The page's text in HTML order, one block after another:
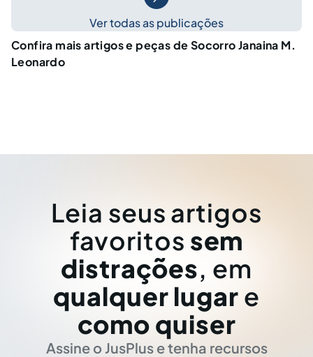
Ver todas as publicações
Confira mais artigos e peças de Socorro Janaina M.
Leonardo
Leia seus artigos
favoritos sem
distrações, em
qualquer lugar e
como quiser
Assine o JusPlus e tenha recursos